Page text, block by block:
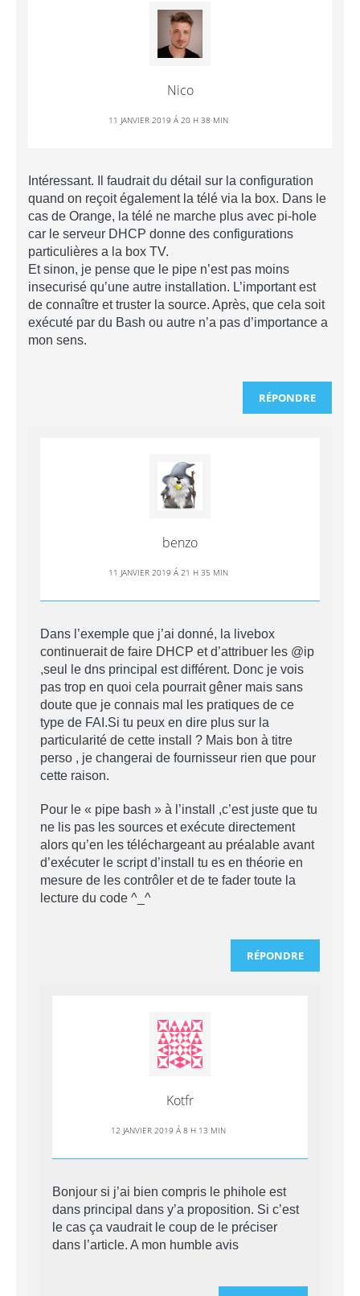
Nico
11 JANVIER 2019 Á 20 H 38 MIN
Intéressant. Il faudrait du détail sur la configuration
quand on reçoit également la télé via la box. Dans le
cas de Orange, la télé ne marche plus avec pi-hole
car le serveur DHCP donne des configurations
particulières a la box TV.
Et sinon, je pense que le pipe n’est pas moins
insecurisé qu’une autre installation. L’important est
de connaître et truster la source. Après, que cela soit
exécuté par du Bash ou autre n’a pas d’importance a
mon sens.
RÉPONDRE
benzo
11 JANVIER 2019 Á 21 H 35 MIN
Dans l’exemple que j’ai donné, la livebox
continuerait de faire DHCP et d’attribuer les @ip
,seul le dns principal est différent. Donc je vois
pas trop en quoi cela pourrait gêner mais sans
doute que je connais mal les pratiques de ce
type de FAI.Si tu peux en dire plus sur la
particularité de cette install ? Mais bon à titre
perso , je changerai de fournisseur rien que pour
cette raison.
Pour le « pipe bash » à l’install ,c’est juste que tu
ne lis pas les sources et exécute directement
alors qu’en les téléchargeant au préalable avant
d’exécuter le script d’install tu es en théorie en
mesure de les contrôler et de te fader toute la
lecture du code ^_^
RÉPONDRE
Kotfr
12 JANVIER 2019 Á 8 H 13 MIN
Bonjour si j’ai bien compris le phihole est
dans principal dans y’a proposition. Si c’est
le cas ça vaudrait le coup de le préciser
dans l’article. A mon humble avis